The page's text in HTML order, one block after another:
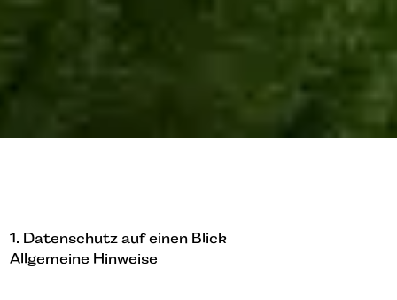
1. Datenschutz auf einen Blick
Allgemeine Hinweise